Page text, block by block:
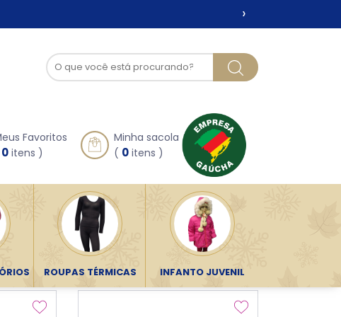
›
Favoritos
0 itens )
Minha sacola
( 0 itens )
ROUPAS TÉRMICAS INFANTO JUVENIL
ORDENAR POR: